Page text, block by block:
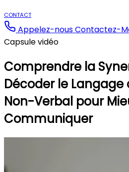
CONTACT
Appelez-nousContactez-
Capsule vidéo
Comprendre la
Décoder le Langage
Non-Verbal pour
Communiquer